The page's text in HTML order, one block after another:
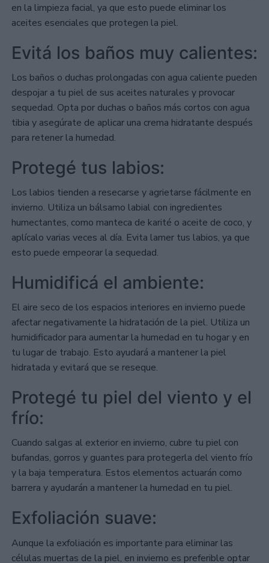
en la limpieza facial, ya que esto puede eliminar los
aceites esenciales que protegen la piel.
Evitá los baños muy calientes:
Los baños o duchas prolongadas con agua caliente pueden
despojar a tu piel de sus aceites naturales y provocar
sequedad. Opta por duchas o baños más cortos con agua
tibia y asegúrate de aplicar una crema hidratante después
para retener la humedad.
Protegé tus labios:
Los labios tienden a resecarse y agrietarse fácilmente en
invierno. Utiliza un bálsamo labial con ingredientes
humectantes, como manteca de karité o aceite de coco, y
aplícalo varias veces al día. Evita lamer tus labios, ya que
esto puede empeorar la sequedad.
Humidificá el ambiente:
El aire seco de los espacios interiores en invierno puede
afectar negativamente la hidratación de la piel. Utiliza un
humidificador para aumentar la humedad en tu hogar y en
tu lugar de trabajo. Esto ayudará a mantener la piel
hidratada y evitará que se reseque.
Protegé tu piel del viento y el
frío:
Cuando salgas al exterior en invierno, cubre tu piel con
bufandas, gorros y guantes para protegerla del viento frío
y la baja temperatura. Estos elementos actuarán como
barrera y ayudarán a mantener la humedad en tu piel.
Exfoliación suave:
Aunque la exfoliación es importante para eliminar las
células muertas de la piel, en invierno es preferible optar